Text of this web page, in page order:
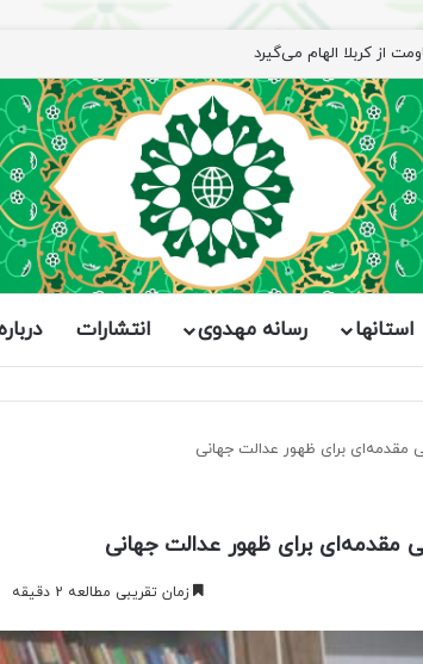
از کربلا الهام می‌گیرد
استانها رسانه مهدوی انتشارات
مقدمه‌ای برای ظهور عدالت جهانی
مقدمه‌ای برای ظهور عدالت جهانی
زمان تقریبی مطالعه 2 دقیقه